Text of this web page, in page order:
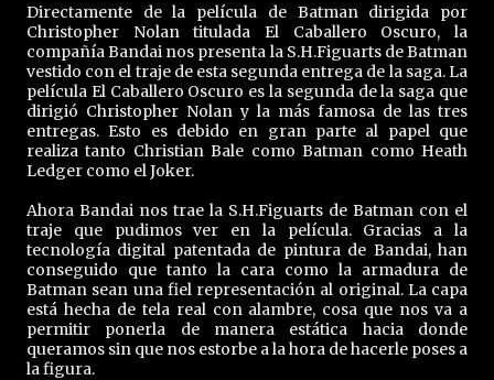
Directamente de la película de Batman dirigida por
Christopher Nolan titulada El Caballero Oscuro, la
compañía Bandai nos presenta la S.H.Figuarts de Batman
vestido con el traje de esta segunda entrega de la saga. La
película El Caballero Oscuro es la segunda de la saga que
dirigió Christopher Nolan y la más famosa de las tres
entregas. Esto es debido en gran parte al papel que
realiza tanto Christian Bale como Batman como Heath
Ledger como el Joker.
Ahora Bandai nos trae la S.H.Figuarts de Batman con el
traje que pudimos ver en la película. Gracias a la
tecnología digital patentada de pintura de Bandai, han
conseguido que tanto la cara como la armadura de
Batman sean una fiel representación al original. La capa
está hecha de tela real con alambre, cosa que nos va a
permitir ponerla de manera estática hacia donde
queramos sin que nos estorbe a la hora de hacerle poses a
la figura.